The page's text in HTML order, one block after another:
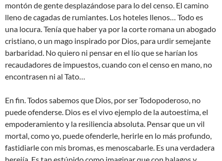
montón de gente desplazándose para lo del censo. El camino
lleno de cagadas de rumiantes. Los hoteles llenos… Todo es
una locura. Tenía que haber ya por la corte romana un abogado
cristiano, o un mago inspirado por Dios, para urdir semejante
barbaridad. No quiero ni pensar en el lío que se harían los
recaudadores de impuestos, cuando con el censo en mano, no
encontrasen ni al Tato…
En fin. Todos sabemos que Dios, por ser Todopoderoso, no
puede ofenderse. Dios es el vivo ejemplo de la autoestima, el
empoderamiento y la resiliencia absoluta. Pensar que un vil
mortal, como yo, puede ofenderle, herirle en lo más profundo,
fastidiarle con mis bromas, es menoscabarle. Es una verdadera